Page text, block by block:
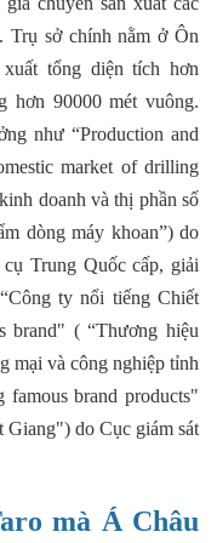
Trụ sở chính nằm ở Ôn
tổng diện tích hơn
hơn 90000 mét vuông.
như “Production and
market of drilling
doanh và thị phần số
dòng máy khoan”) do
Trung Quốc cấp, giải
ty nổi tiếng Chiết
brand" ( “Thương hiệu
mại và công nghiệp tỉnh
brand products"
Giang") do Cục giám sát
mà Á Châu